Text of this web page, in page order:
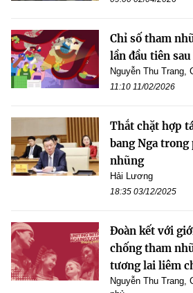
Chỉ số tham
lần đầu tiên
Nguyễn Thu Trang,
11:10 11/02/2026
Thắt chặt hợp
bang Nga
nhũng
Hải Lương
18:35 03/12/2025
Đoàn kết với
chống tham
tương lai liêm
Nguyễn Thu Trang,